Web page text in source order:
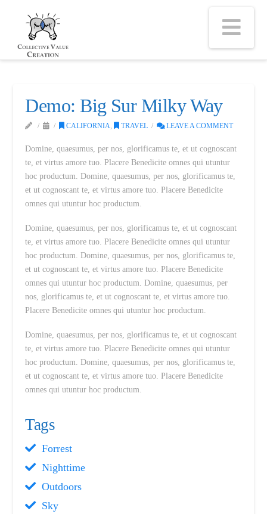
Demo: Big Sur Milky Way
CALIFORNIA, TRAVEL LEAVE A COMMENT
Domine, quaesumus, per nos, glorificamus te, et ut cognoscant
te, et virtus amore tuo. Placere Benedicite omnes qui utuntur
hoc productum. Domine, quaesumus, per nos, glorificamus te,
et ut cognoscant te, et virtus amore tuo. Placere Benedicite
omnes qui utuntur hoc productum.
Domine, quaesumus, per nos, glorificamus te, et ut cognoscant
te, et virtus amore tuo. Placere Benedicite omnes qui utuntur
hoc productum. Domine, quaesumus, per nos, glorificamus te,
et ut cognoscant te, et virtus amore tuo. Placere Benedicite
omnes qui utuntur hoc productum. Domine, quaesumus, per
nos, glorificamus te, et ut cognoscant te, et virtus amore tuo.
Placere Benedicite omnes qui utuntur hoc productum.
Domine, quaesumus, per nos, glorificamus te, et ut cognoscant
te, et virtus amore tuo. Placere Benedicite omnes qui utuntur
hoc productum. Domine, quaesumus, per nos, glorificamus te,
et ut cognoscant te, et virtus amore tuo. Placere Benedicite
omnes qui utuntur hoc productum.
Tags
Forrest
Nighttime
Outdoors
Sky